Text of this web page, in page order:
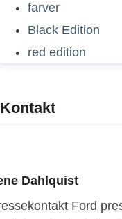
farver
Black Edition
red edition
Kontakt
Dahlquist
Ford